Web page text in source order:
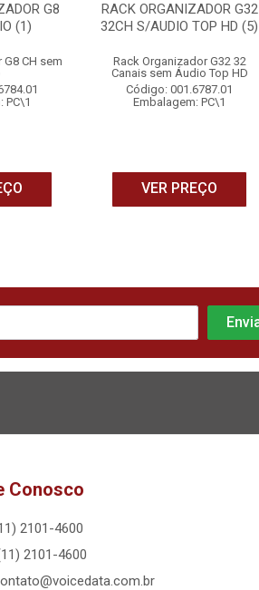
G8
(1)
CH sem
PC\1
RACK ORGANIZADOR G32
32CH S/AUDIO TOP HD (5)
Rack Organizador G32 32
Canais sem Áudio Top HD
Código: 001.6787.01
Embalagem: PC\1
VER PREÇO
Conosco
2101-4600
2101-4600